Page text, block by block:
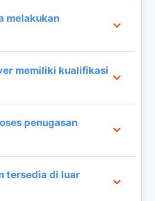
opsi layanan caregiver 24
intensif bagi pasien di
melakukan
nomor layanan kami
detail kebutuhan
penyesuaian.
memiliki kualifikasi
dalam pendampingan
tenaga medis (perawat)
berat.
penugasan
kami dapat mengirimkan
Anda di Jabodetabek dalam
tersedia di luar